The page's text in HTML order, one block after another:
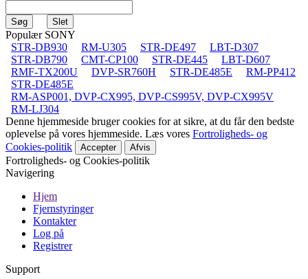
Populær SONY
STR-DB930
RM-U305 STR-DE497
LBT-D307
STR-DB790
CMT-CP100 STR-DE445
LBT-D607
RMF-TX200U
DVP-SR760H STR-DE485E
RM-PP412
STR-DE485E
RM-ASP001, DVP-CX995, DVP-CS995V, DVP-CX995V
RM-LJ304
Denne hjemmeside bruger cookies for at sikre, at du får den bedste
oplevelse på vores hjemmeside. Læs vores Fortroligheds- og
Cookies-politik
Accepter Afvis
Fortroligheds- og Cookies-politik
Navigering
Hjem
Fjernstyringer
Kontakter
Log på
Registrer
Support